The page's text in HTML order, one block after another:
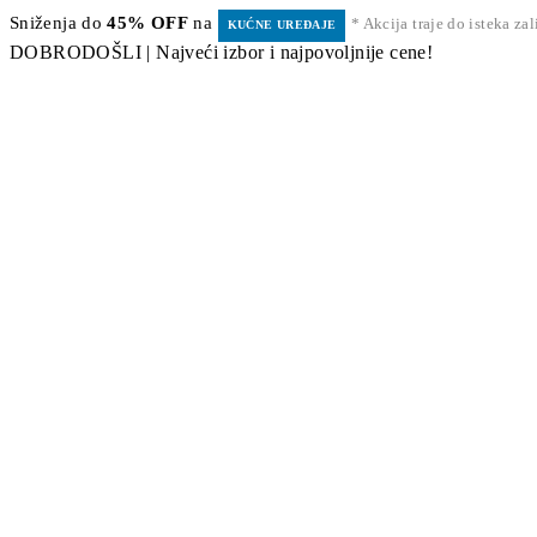
Sniženja do45% OFF na KUĆNE UREĐAJE * Akcija traje do isteka
DOBRODOŠLI | Najveći izbor i najpovoljnije cene!